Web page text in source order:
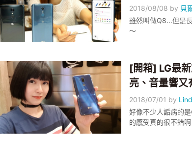
2018/08/08 by 貝
雖然叫做Q8...但是
～
[開箱] LG最
亮、音量響又
2018/07/01 by
好像不少人詬病的
的感受真的很不錯啊